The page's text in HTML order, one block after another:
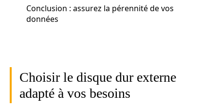
Conclusion : assurez la pérennité de vos
données
Choisir le disque dur externe
adapté à vos besoins